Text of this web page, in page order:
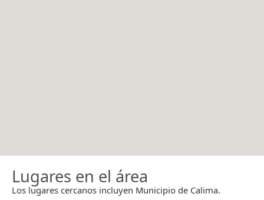
Lugares en el área
Los lugares cercanos incluyen Municipio de Calima.